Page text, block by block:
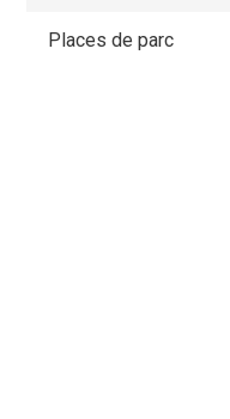
Places de parc